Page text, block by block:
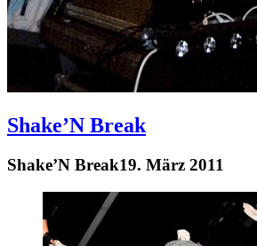
Shake’N Break
Shake’N Break19. März 2011